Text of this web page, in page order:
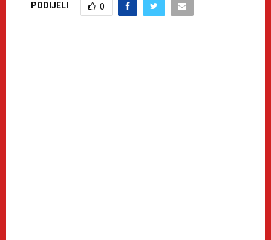
PODIJELI 0